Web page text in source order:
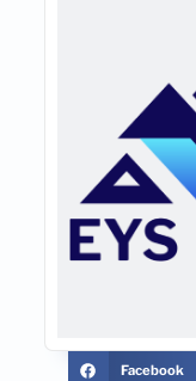
Facebook